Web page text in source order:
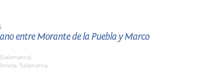
entre Morante de la Puebla y Marco
Salamanca.